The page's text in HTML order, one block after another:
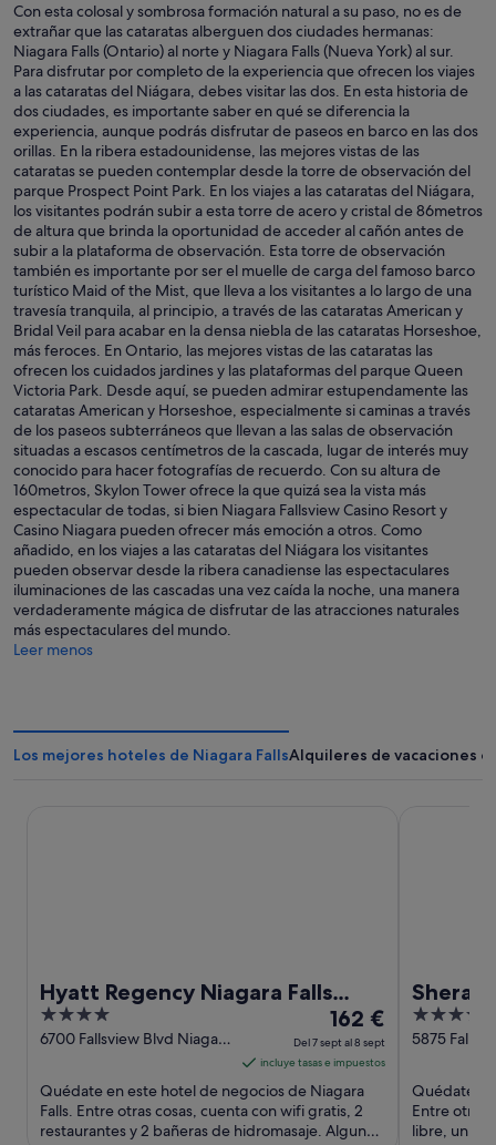
Con esta colosal y sombrosa formación natural a su paso, no es de
extrañar que las cataratas alberguen dos ciudades hermanas:
Niagara Falls (Ontario) al norte y Niagara Falls (Nueva York) al sur.
Para disfrutar por completo de la experiencia que ofrecen los viajes
a las cataratas del Niágara, debes visitar las dos. En esta historia de
dos ciudades, es importante saber en qué se diferencia la
experiencia, aunque podrás disfrutar de paseos en barco en las dos
orillas. En la ribera estadounidense, las mejores vistas de las
cataratas se pueden contemplar desde la torre de observación del
parque Prospect Point Park. En los viajes a las cataratas del Niágara,
los visitantes podrán subir a esta torre de acero y cristal de 86metros
de altura que brinda la oportunidad de acceder al cañón antes de
subir a la plataforma de observación. Esta torre de observación
también es importante por ser el muelle de carga del famoso barco
turístico Maid of the Mist, que lleva a los visitantes a lo largo de una
travesía tranquila, al principio, a través de las cataratas American y
Bridal Veil para acabar en la densa niebla de las cataratas Horseshoe,
más feroces. En Ontario, las mejores vistas de las cataratas las
ofrecen los cuidados jardines y las plataformas del parque Queen
Victoria Park. Desde aquí, se pueden admirar estupendamente las
cataratas American y Horseshoe, especialmente si caminas a través
de los paseos subterráneos que llevan a las salas de observación
situadas a escasos centímetros de la cascada, lugar de interés muy
conocido para hacer fotografías de recuerdo. Con su altura de
160metros, Skylon Tower ofrece la que quizá sea la vista más
espectacular de todas, si bien Niagara Fallsview Casino Resort y
Casino Niagara pueden ofrecer más emoción a otros. Como
añadido, en los viajes a las cataratas del Niágara los visitantes
pueden observar desde la ribera canadiense las espectaculares
iluminaciones de las cascadas una vez caída la noche, una manera
verdaderamente mágica de disfrutar de las atracciones naturales
más espectaculares del mundo.
Leer menos
Los mejores hoteles de Niagara FallsAlquileres de vacaciones
Hyatt Regency Niagara Falls
Fallsview
4
out
5
6700 Fallsview Blvd Niagara
El
precio
es
de
162 €
por
162 €
Del 7 sept al 8 sept
incluye tasas e impuestos
Quédate en este hotel de negocios de Niagara
Falls. Entre otras cosas, cuenta con wifi gratis, 2
restaurantes y 2 bañeras de hidromasaje. Algunos
4
out
5
5875 Falls
Quédate
Entre otras
libre, un